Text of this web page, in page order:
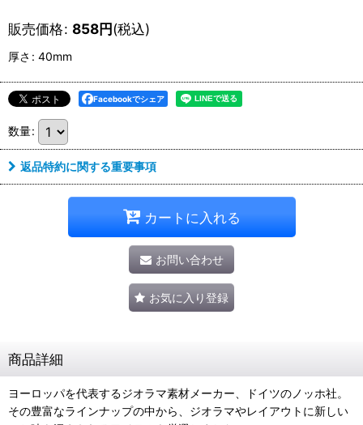
販売価格: 858円(税込)
厚さ : 40mm
Facebookでシェア
数量:
返品特約に関する重要事項
カートに入れる
お問い合わせ
お気に入り登録
商品詳細
ヨーロッパを代表するジオラマ素材メーカー、ドイツのノッホ社。
その豊富なラインナップの中から、ジオラマやレイアウトに新しい